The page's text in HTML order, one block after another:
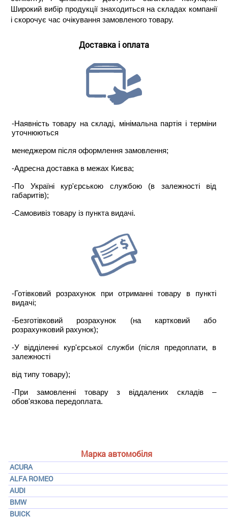
Марка автомобіля
ACURA
ALFA ROMEO
AUDI
BMW
BUICK
Широкий вибір продукції знаходиться на складах компанії
і скорочує час очікування замовленого товару.
Доставка і оплата
-Наявність товару на складі, мінімальна партія і терміни
уточнюються
менеджером після оформлення замовлення;
-Адресна доставка в межах Києва;
-По Україні кур'єрською службою (в залежності від
габаритів);
-Самовивіз товару із пункта видачі.
-Готівковий розрахунок при отриманні товару в пункті
видачі;
-Безготівковий розрахунок (на картковий або
розрахунковий рахунок);
-У відділенні кур'єрської служби (після предоплати, в
залежності
від типу товару);
-При замовленні товару з віддалених складів –
обов'язкова передоплата.